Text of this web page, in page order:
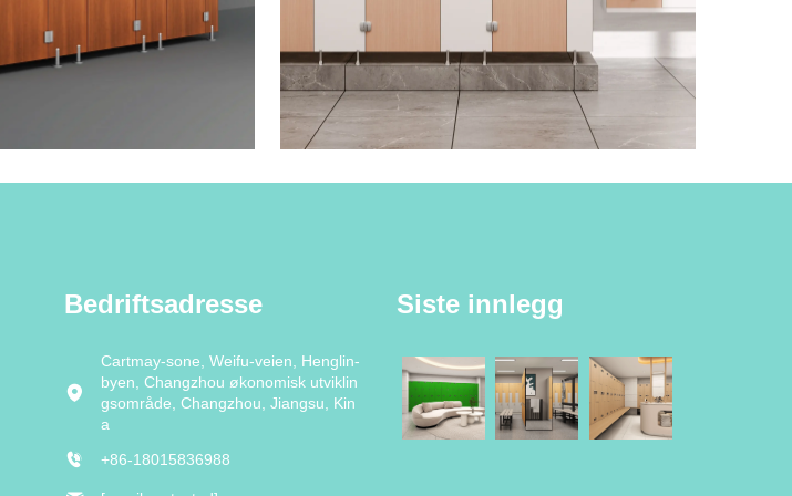
Bedriftsadresse
Cartmay-sone, Weifu-veien, Henglin-
byen, Changzhou økonomisk utviklin
gsområde, Changzhou, Jiangsu, Kin
a
+86-18015836988
Siste innlegg